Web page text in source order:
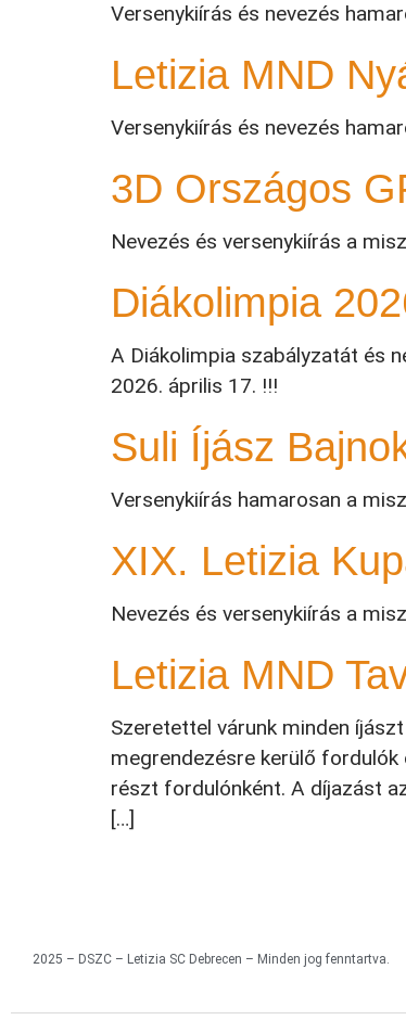
Versenykiírás és nevezés
Letizia MND
Versenykiírás és nevezés
3D Országos
Nevezés és versenykiírás a
Diákolimpia
A Diákolimpia szabályzatát és
2026. április 17. !!!
Suli Íjász
Versenykiírás hamarosan a
XIX. Letizia
Nevezés és versenykiírás a
Letizia MND
Szeretettel várunk minden
megrendezésre kerülő fordulók
részt fordulónként. A díjazást
[…]
2025 – DSZC – Letizia SC Debrecen – Minden jog fenntartva.